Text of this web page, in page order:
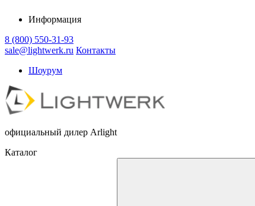
Информация
8 (800) 550-31-93
sale@lightwerk.ru Контакты
Шоурум
официальный дилер Arlight
Каталог